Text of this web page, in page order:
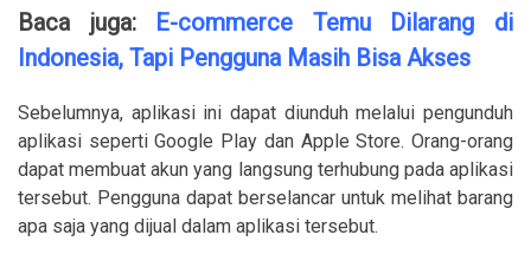
Baca juga: E-commerce Temu Dilarang di
Indonesia, Tapi Pengguna Masih Bisa Akses
Sebelumnya, aplikasi ini dapat diunduh melalui pengunduh
aplikasi seperti Google Play dan Apple Store. Orang-orang
dapat membuat akun yang langsung terhubung pada aplikasi
tersebut. Pengguna dapat berselancar untuk melihat barang
apa saja yang dijual dalam aplikasi tersebut.